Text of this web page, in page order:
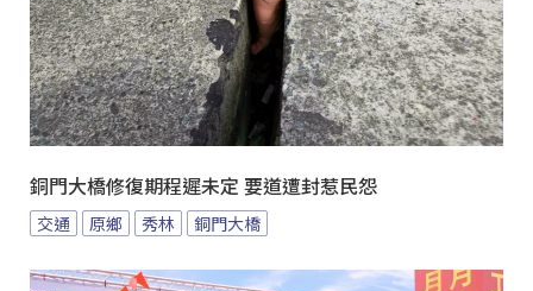
銅門大橋修復期程遲未定 要道遭封惹民怨
交通 原鄉 秀林 銅門大橋